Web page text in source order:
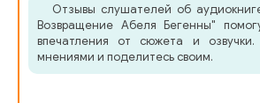
Отзывы слушателей об
Возвращение Абеля Бегенны"
впечатления от сюжета и
мнениями и поделитесь своим.